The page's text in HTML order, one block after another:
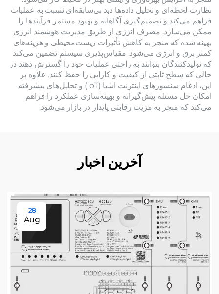
نظارت لحظه‌ای و تحلیل داده‌ها دید بی‌سابقه‌ای نسبت به عملیات
فراهم می‌کند و تصمیم‌گیری آگاهانه و بهبود مستمر فرآیندها را
ممکن می‌سازد. مصرف انرژی از طریق مدیریت هوشمند انرژی
بهینه شده که منجر به کاهش تأثیرات زیست‌محیطی و هزینه‌های
کمتر برق و انرژی می‌شود. مقیاس‌پذیری سیستم تضمین می‌کند
که تولیدکنندگان بتوانند به راحتی عملیات خود را گسترش دهند در
حالی که سطح ثابتی از کیفیت و کارایی را حفظ کنند. علاوه بر
این، ادغام سنسورهای اینترنت اشیا (IoT) و تحلیل‌های پیشرفته
امکان حل مسئله پیش‌گیرانه و بهینه‌سازی عملکرد را فراهم
می‌کند که منجر به مزیت رقابتی پایدار در بازار می‌شود.
آخرین اخبار
28
Aug